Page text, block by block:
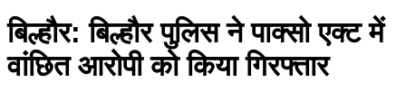
बिल्हौर: बिल्हौर पुलिस ने पाक्सो एक्ट में
वांछित आरोपी को किया गिरफ्तार